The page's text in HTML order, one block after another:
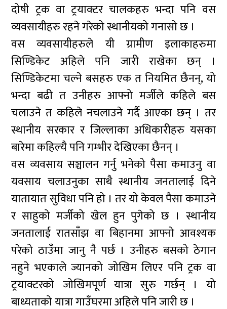
दोषी ट्रक वा ट्रयाक्टर चालकहरु भन्दा पनि वस
व्यवसायीहरु रहने गरेको स्थानीयको गनासो छ ।
वस व्यवसायीहरुले यी ग्रामीण इलाकाहरुमा
सिण्डिकेट अहिले पनि जारी राखेका छन् ।
सिण्डिकेटमा चल्ने बसहरु एक त नियमित छैनन्, यो
भन्दा बढी त उनीहरु आफ्नो मर्जीले कहिले बस
चलाउने त कहिले नचलाउने गर्दै आएका छन् । तर
स्थानीय सरकार र जिल्लाका अधिकारीहरु यसका
बारेमा कहिल्यै पनि गम्भीर देखिएका छैनन् ।
वस व्यवसाय सञ्चालन गर्नु भनेको पैसा कमाउनु वा
यवसाय चलाउनुका साथै स्थानीय जनतालाई दिने
यातायात सुविधा पनि हो । तर यो केवल पैसा कमाउने
र साहुको मर्जीको खेल हुन पुगेको छ । स्थानीय
जनतालाई रातसाँझ वा बिहानमा आफ्नो आवश्यक
परेको ठाउँमा जानु नै पर्छ । उनीहरु बसको ठेगान
नहुने भएकाले ज्यानको जोखिम लिएर पनि ट्रक वा
ट्रयाक्टरको जोखिमपूर्ण यात्रा सुरु गर्छन् । यो
बाध्यताको यात्रा गाउँघरमा अहिले पनि जारी छ ।